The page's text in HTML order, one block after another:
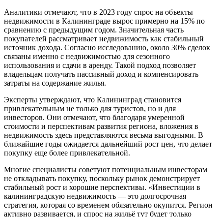
Аналитики отмечают, что в 2023 году спрос на объекты
недвижимости в Калининграде вырос примерно на 15% по
сравнению с предыдущим годом. Значительная часть
покупателей рассматривает недвижимость как стабильный
источник дохода. Согласно исследованию, около 30% сделок
связаны именно с недвижимостью для сезонного
использования и сдачи в аренду. Такой подход позволяет
владельцам получать пассивный доход и компенсировать
затраты на содержание жилья.
Эксперты утверждают, что Калининград становится
привлекательным не только для туристов, но и для
инвесторов. Они отмечают, что благодаря умеренной
стоимости и перспективам развития региона, вложения в
недвижимость здесь представляются весьма выгодными. В
ближайшие годы ожидается дальнейший рост цен, что делает
покупку еще более привлекательной.
Многие специалисты советуют потенциальным инвесторам
не откладывать покупку, поскольку рынок демонстрирует
стабильный рост и хорошие перспективы. «Инвестиции в
калининградскую недвижимость — это долгосрочная
стратегия, которая со временем обязательно окупится. Регион
активно развивается, и спрос на жильё тут будет только